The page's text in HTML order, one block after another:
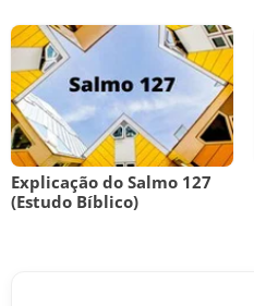
Explicação do Salmo 127
(Estudo Bíblico)